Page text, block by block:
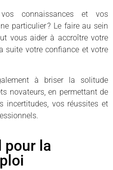
connaissances et vos
particulier ? Le faire au sein
vous aider à accroître votre
suite votre confiance et votre
à briser la solitude
novateurs, en permettant de
incertitudes, vos réussites et
pour la